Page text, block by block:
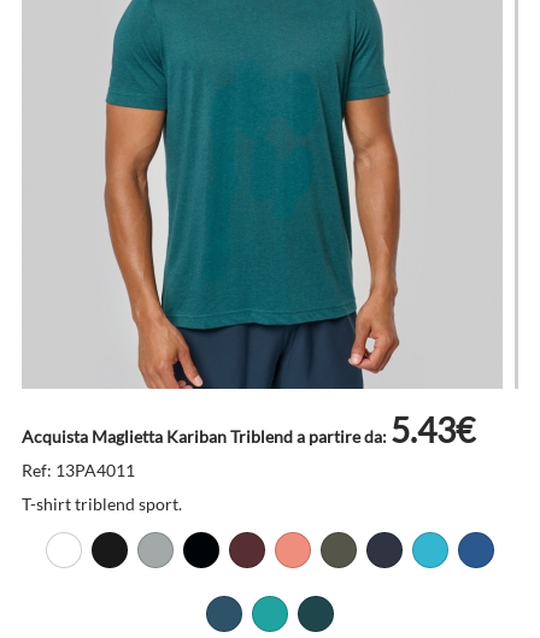
Acquista Maglietta Kariban Triblend a partire da: 5.43€
Ref: 13PA4011
T-shirt triblend sport.